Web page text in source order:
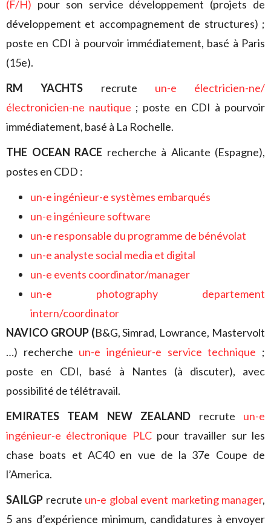
(F/H) pour son service développement (projets de
développement et accompagnement de structures) ;
poste en CDI à pourvoir immédiatement, basé à Paris
(15e).
RM YACHTS recrute un-e électricien-ne/
électronicien-ne nautique ; poste en CDI à pourvoir
immédiatement, basé à La Rochelle.
THE OCEAN RACE recherche à Alicante (Espagne),
postes en CDD :
un-e ingénieur-e systèmes embarqués
un-e ingénieure software
un-e responsable du programme de bénévolat
un-e analyste social media et digital
un-e events coordinator/manager
un-e photography departement
intern/coordinator
NAVICO GROUP (B&G, Simrad, Lowrance, Mastervolt
…) recherche un-e ingénieur-e service technique ;
poste en CDI, basé à Nantes (à discuter), avec
possibilité de télétravail.
EMIRATES TEAM NEW ZEALAND recrute un-e
ingénieur-e électronique PLCpour travailler sur les
chase boats et AC40 en vue de la 37e Coupe de
l’America.
SAILGP recrute un-e global event marketing manager,
5 ans d’expérience minimum, candidatures à envoyer